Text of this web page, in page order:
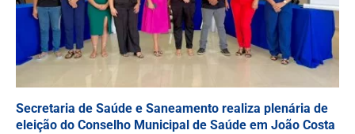
Secretaria de Saúde e Saneamento realiza plenária de
eleição do Conselho Municipal de Saúde em João Costa